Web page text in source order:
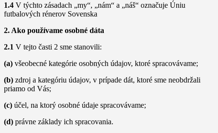
1.4 V týchto zásadach „my“, „nám“ a „náš“ označuje Úniu
futbalových rénerov Sovenska
2. Ako používame osobné dáta
2.1 V tejto časti 2 sme stanovili:
(a) všeobecné kategórie osobných údajov, ktoré spracovávame;
(b) zdroj a kategóriu údajov, v prípade dát, ktoré sme neobdržali
priamo od Vás;
(c) účel, na ktorý osobné údaje spracovávame;
(d) právne základy ich spracovania.